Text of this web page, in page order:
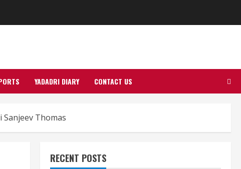
YADADRI DIARY CONTACT US
Thomas
RECENT POSTS